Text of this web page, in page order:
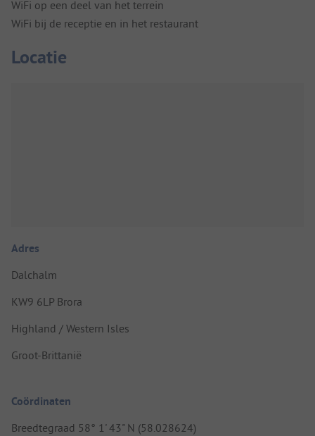
WiFi op een deel van het terrein
WiFi bij de receptie en in het restaurant
Locatie
Adres
Dalchalm
KW9 6LP Brora
Highland / Western Isles
Groot-Brittanië
Coördinaten
Breedtegraad 58° 1' 43" N (58.028624)